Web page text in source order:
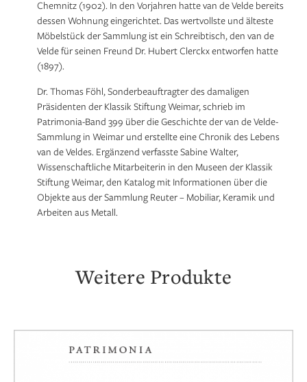
Chemnitz (1902). In den Vorjahren hatte van de Velde bereits
dessen Wohnung eingerichtet. Das wertvollste und älteste
Möbelstück der Sammlung ist ein Schreibtisch, den van de
Velde für seinen Freund Dr. Hubert Clerckx entworfen hatte
(1897).
Dr. Thomas Föhl, Sonderbeauftragter des damaligen
Präsidenten der Klassik Stiftung Weimar, schrieb im
Patrimonia-Band 399 über die Geschichte der van de Velde-
Sammlung in Weimar und erstellte eine Chronik des Lebens
van de Veldes. Ergänzend verfasste Sabine Walter,
Wissenschaftliche Mitarbeiterin in den Museen der Klassik
Stiftung Weimar, den Katalog mit Informationen über die
Objekte aus der Sammlung Reuter – Mobiliar, Keramik und
Arbeiten aus Metall.
Weitere Produkte